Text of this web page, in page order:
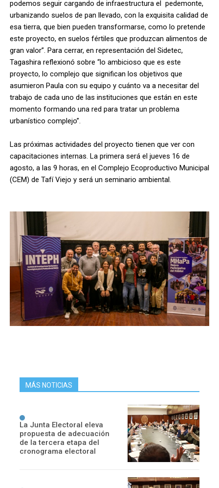
podemos seguir cargando de infraestructura el pedemonte,
urbanizando suelos de pan llevado, con la exquisita calidad de
esa tierra, que bien pueden transformarse, como lo pretende
este proyecto, en suelos fértiles que produzcan alimentos de
gran valor”. Para cerrar, en representación del Sidetec,
Tagashira reflexionó sobre “lo ambicioso que es este
proyecto, lo complejo que significan los objetivos que
asumieron Paula con su equipo y cuánto va a necesitar del
trabajo de cada uno de las instituciones que están en este
momento formando una red para tratar un problema
urbanístico complejo”.
Las próximas actividades del proyecto tienen que ver con
capacitaciones internas. La primera será el jueves 16 de
agosto, a las 9 horas, en el Complejo Ecoproductivo Municipal
(CEM) de Tafí Viejo y será un seminario ambiental.
MÁS NOTICIAS
La Junta Electoral eleva
propuesta de adecuación
de la tercera etapa del
cronograma electoral